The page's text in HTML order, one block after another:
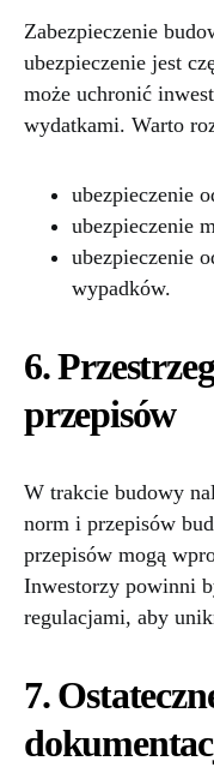
Zabezpieczenie
ubezpieczenie jest
może uchronić
wydatkami. Warto
ubezpieczenie
ubezpieczenie
ubezpieczenie
wypadków.
6.
przepisów
W trakcie budowy
norm i przepisów
przepisów mogą
Inwestorzy powinni
regulacjami, aby
7.